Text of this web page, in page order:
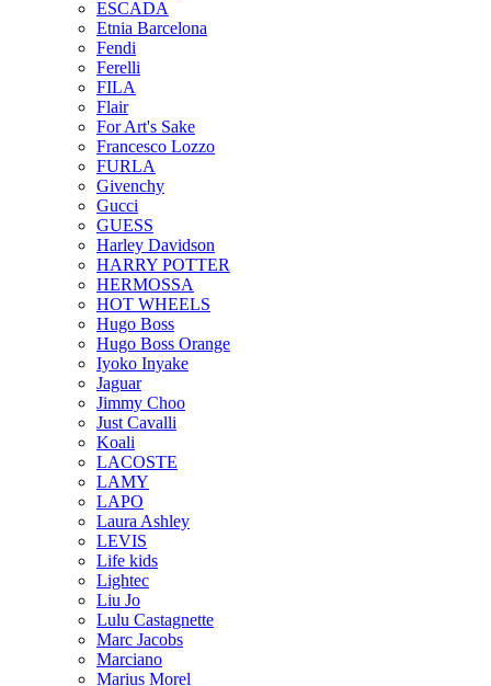
ESCADA
Etnia Barcelona
Fendi
Ferelli
FILA
Flair
For Art's Sake
Francesco Lozzo
FURLA
Givenchy
Gucci
GUESS
Harley Davidson
HARRY POTTER
HERMOSSA
HOT WHEELS
Hugo Boss
Hugo Boss Orange
Iyoko Inyake
Jaguar
Jimmy Choo
Just Cavalli
Koali
LACOSTE
LAMY
LAPO
Laura Ashley
LEVIS
Life kids
Lightec
Liu Jo
Lulu Castagnette
Marc Jacobs
Marciano
Marius Morel